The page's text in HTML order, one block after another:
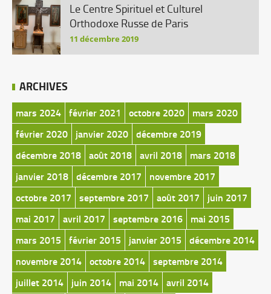
Le Centre Spirituel et Culturel
Orthodoxe Russe de Paris
11 décembre 2019
ARCHIVES
mars 2024 février 2021 octobre 2020
mars 2020
février 2020
janvier 2020 décembre 2019
décembre 2018 août 2018 avril 2018
mars 2018
janvier 2018 décembre 2017
novembre 2017
octobre 2017
septembre 2017 août 2017
juin 2017
mai 2017
avril 2017 septembre 2016
mai 2015
mars 2015
février 2015 janvier 2015
décembre 2014
novembre 2014 octobre 2014 septembre 2014
juillet 2014
juin 2014 mai 2014 avril 2014